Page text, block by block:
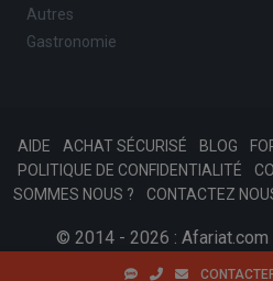
Autres
Gastronomie
AIDE ACHAT SÉCURISÉ BLOG
POLITIQUE DE CONFIDENTIALITÉ
SOMMES NOUS ?
CONTACTEZ
© 2014 - 2026 :
réservés.